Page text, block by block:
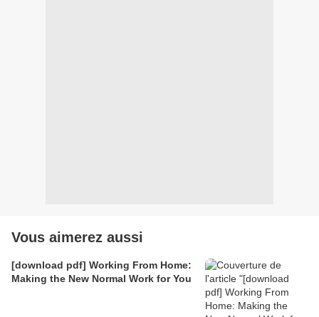
Vous aimerez aussi
[download pdf] Working From Home:
Making the New Normal Work for You